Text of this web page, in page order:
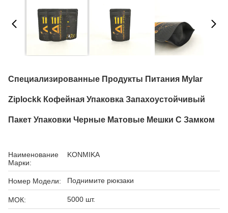
Специализированные Продукты Питания Mylar
Ziplockk Кофейная Упаковка Запахоустойчивый
Пакет Упаковки Черные Матовые Мешки С Замком
Наименование
Марки:
KONMIKA
Номер Модели: Поднимите рюкзаки
МОК: 5000 шт.